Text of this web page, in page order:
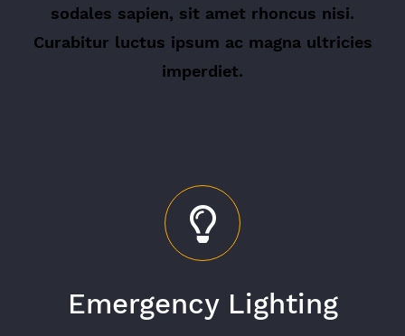
sodales sapien, sit amet rhoncus nisi.
Curabitur luctus ipsum ac magna ultricies
imperdiet.
Emergency Lighting